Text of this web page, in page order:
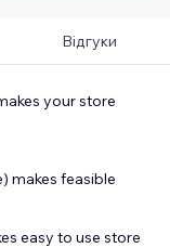
Відгуки
your store
makes feasible
easy to use store